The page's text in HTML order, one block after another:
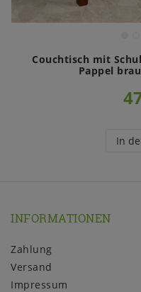
Couchtisch mit
Pappel
In
INFORMATIONEN
Zahlung
Versand
Impressum